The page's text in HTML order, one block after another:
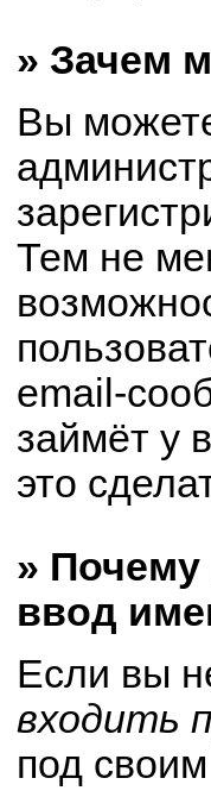
» Зачем
Вы
Тем не
email-
займёт у
это
» Почему
ввод
Если вы
входить
под